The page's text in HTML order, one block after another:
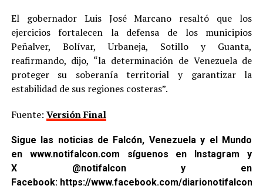
El gobernador Luis José Marcano resaltó que los
ejercicios fortalecen la defensa de los municipios
Peñalver, Bolívar, Urbaneja, Sotillo y Guanta,
reafirmando, dijo, “la determinación de Venezuela de
proteger su soberanía territorial y garantizar la
estabilidad de sus regiones costeras”.
Fuente: Versión Final
Sigue las noticias de Falcón, Venezuela y el Mundo
en www.notifalcon.com síguenos en Instagram y
X @notifalcony en
Facebook: https://www.facebook.com/diarionotifalcon2/